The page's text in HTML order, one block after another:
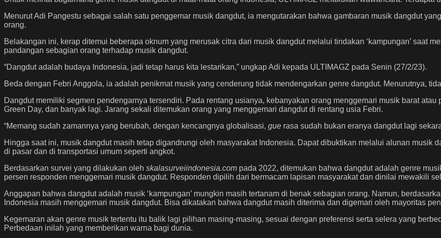
Menurut Adi Pangestu sebagai salah satu penggemar musik dangdut, ia mengutarakan bahwa gambaran musik dangdut
orang.
Belakangan ini, kerap ditemui beberapa oknum yang merusak citra dari musik dangdut melalui tindakan ‘kampungan’ saat
pandangan sebagian orang terhadap musik dangdut.
“Dangdut adalah budaya Indonesia, jadi tetap harus kita lestarikan,” ungkap Adi kepada ULTIMAGZ pada Senin (27/2/23).
Beda dengan Febri Anggola, ia adalah penikmat musik yang cenderung tidak mendengarkan genre dangdut. Menurutnya,
Dangdut memiliki segmen pendengarnya tersendiri. Pada rentang usianya, kebanyakan orang menggemari musik barat
Green Day, dan banyak lagi. Jarang sekali ditemukan orang yang menggemari dangdut di rentang usia Febri.
“Memang sudah zamannya yang berubah, dengan kencangnya globalisasi, gue rasa sudah bukan eranya dangdut lagi
Hingga saat ini, musik dangdut masih tetap digandrungi oleh masyarakat Indonesia. Dapat dibuktikan melalui alunan musik
di pasar dan di transportasi umum seperti angkot.
Berdasarkan survei yang dilakukan oleh skalasurveiindonesia.com pada 2022, ditemukan bahwa dangdut adalah genre
persen responden menggemari musik dangdut. Responden dipilih dari bermacam lapisan masyarakat dan dinilai mewakili
Anggapan bahwa dangdut adalah musik ‘kampungan’ mungkin masih tertanam di benak sebagian orang. Namun,
Indonesia masih menggemari musik dangdut. Bisa dikatakan bahwa dangdut masih diterima dan digemari oleh mayoritas
Kegemaran akan genre musik tertentu itu balik lagi pilihan masing-masing, sesuai dengan preferensi serta selera yang
Perbedaan inilah yang memberikan warna bagi dunia.